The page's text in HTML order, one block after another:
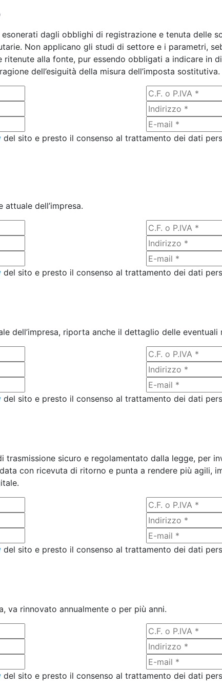
dagli obblighi di registrazione e tenuta delle
Non applicano gli studi di settore e i parametri,
ritenute alla fonte, pur essendo obbligati a indicare in
dell’esiguità della misura dell’imposta sostitutiva.
del sito e presto il consenso al trattamento dei dati
dell’impresa.
del sito e presto il consenso al trattamento dei dati
dell’impresa, riporta anche il dettaglio delle
del sito e presto il consenso al trattamento dei dati
trasmissione sicuro e regolamentato dalla legge, per
con ricevuta di ritorno e punta a rendere più agili,
del sito e presto il consenso al trattamento dei dati
va rinnovato annualmente o per più anni.
del sito e presto il consenso al trattamento dei dati